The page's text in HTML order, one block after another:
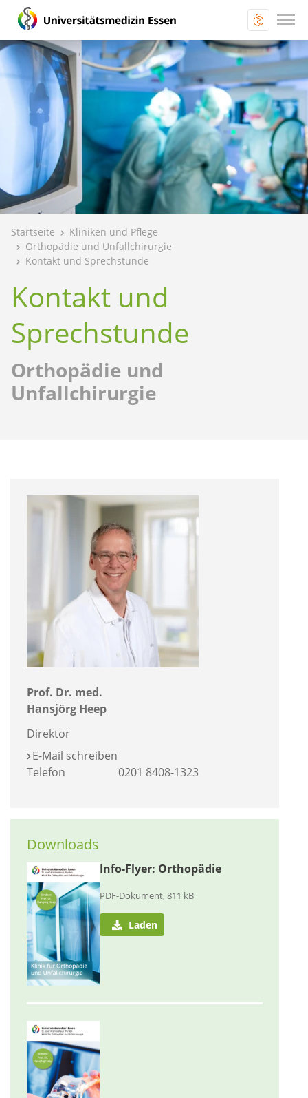
Startseite
Kliniken und Pflege
Orthopädie und Unfallchirurgie
Kontakt und Sprechstunde
Kontakt und
Sprechstunde
Orthopädie und
Unfallchirurgie
Prof. Dr. med.
Hansjörg Heep
Direktor
E-Mail schreiben
Telefon
0201 8408-1323
Downloads
Info-Flyer: Orthopädie
PDF-Dokument, 811 kB
Laden